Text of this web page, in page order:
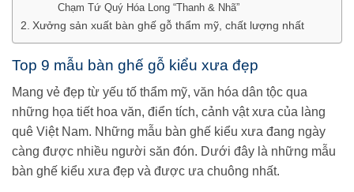
Chạm Tứ Quý Hóa Long “Thanh & Nhã”
Xưởng sản xuất bàn ghế gỗ thẩm mỹ, chất lượng nhất
Top 9 mẫu bàn ghế gỗ kiểu xưa đẹp
Mang vẻ đẹp từ yếu tố thẩm mỹ, văn hóa dân tộc qua
những họa tiết hoa văn, điển tích, cảnh vật xưa của làng
quê Việt Nam. Những mẫu bàn ghế kiểu xưa đang ngày
càng được nhiều người săn đón. Dưới đây là những mẫu
bàn ghế kiểu xưa đẹp và được ưa chuông nhất.